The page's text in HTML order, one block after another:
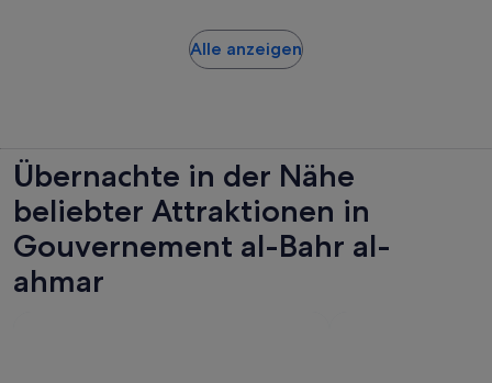
Minuten
Alle anzeigenWird
Übernachte in der Nähe
beliebter Attraktionen in
Gouvernement al-Bahr al-
ahmar